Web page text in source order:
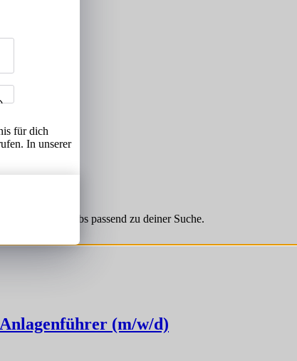
du ähnliche Jobs passend zu deiner Suche.
(m/w/d)
für dich
In unserer